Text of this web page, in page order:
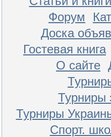
Форум
Доска
Гостевая книга
О сайте
Турниры
Турниры
Спорт.